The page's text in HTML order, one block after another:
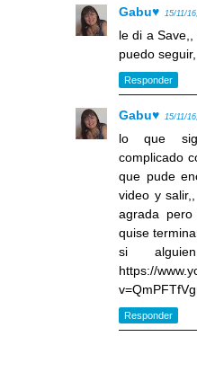
Gabu♥ 15/11/
le di a
puedo
Responder
Gabu♥ 15/11/
lo que
complicado
que pude
video y
agrada
quise
si
https://
Responder